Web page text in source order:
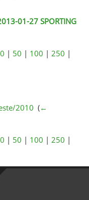
01-27 SPORTING
| 50 | 100 | 250 |
2010 (←
| 50 | 100 | 250 |